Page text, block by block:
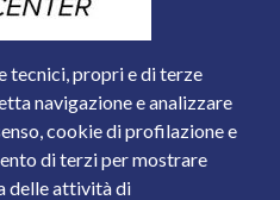
tecnici, propri e di terze
navigazione e analizzare
cookie di profilazione e
di terzi per mostrare
delle attività di